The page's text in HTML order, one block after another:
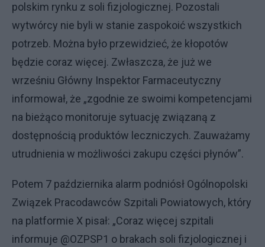
polskim rynku z soli fizjologicznej. Pozostali
wytwórcy nie byli w stanie zaspokoić wszystkich
potrzeb. Można było przewidzieć, że kłopotów
będzie coraz więcej. Zwłaszcza, że już we
wrześniu Główny Inspektor Farmaceutyczny
informował, że „zgodnie ze swoimi kompetencjami
na bieżąco monitoruje sytuację związaną z
dostępnością produktów leczniczych. Zauważamy
utrudnienia w możliwości zakupu części płynów”.
Potem 7 października alarm podniósł Ogólnopolski
Związek Pracodawców Szpitali Powiatowych, który
na platformie X pisał: „Coraz więcej szpitali
informuje @OZPSP1 o brakach soli fizjologicznej i